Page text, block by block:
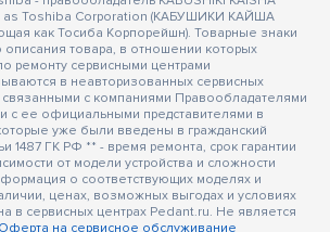
as Toshiba Corporation (КАБУШИКИ КАЙША
как Тосиба Корпорейшн). Товарные знаки
описания товара, в отношении которых
ремонту сервисными центрами
в неавторизованных сервисных
связанными с компаниями Правообладателями
с ее официальными представителями в
уже были введены в гражданский
1487 ГК РФ ** - время ремонта, срок гарантии
от модели устройства и сложности
о соответствующих моделях и
ценах, возможных выгодах и условиях
в сервисных центрах Pedant.ru. Не является
Оферта на сервисное обслуживание